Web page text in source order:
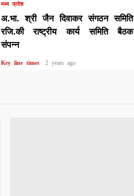
मध्य प्रदेश
अ.भा. श्री जैन दिवाकर संगठन समिति
रजि.की राष्ट्रीय कार्य समिति बैठक
संपन्न
Key line times 2 years ago